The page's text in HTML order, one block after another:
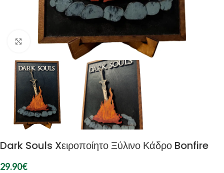
Κλικ για μεγέθυνση
Dark Souls Xειροποίητο Ξύλινο Κάδρο Bonfire
29.90€